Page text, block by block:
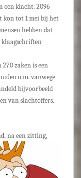
een klacht. 2096
kon tot 1 mei bij het
hebben dat
klaagschriften
zaken is een
o.m. vanwege
bijvoorbeeld
van slachtoffers.
na een zitting,